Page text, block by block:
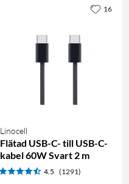
Linocell
Flätad USB-C- till USB-C-
kabel 60W Svart 2 m
4.5 (1291)
16